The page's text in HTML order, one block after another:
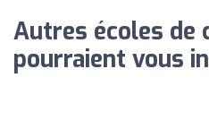
Autres écoles de
pourraient vous